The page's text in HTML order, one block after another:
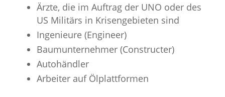
Ärzte, die im Auftrag der UNO oder des
US Militärs in Krisengebieten sind
Ingenieure (Engineer)
Baumunternehmer (Constructer)
Autohändler
Arbeiter auf Ölplattformen